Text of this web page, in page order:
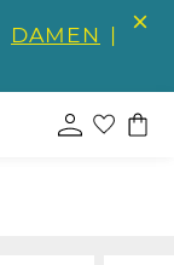
DAMEN |